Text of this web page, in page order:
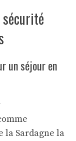
un séjour en
la Sardagne la